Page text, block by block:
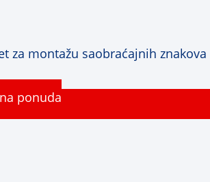
za montažu saobraćajnih znakova
ponuda